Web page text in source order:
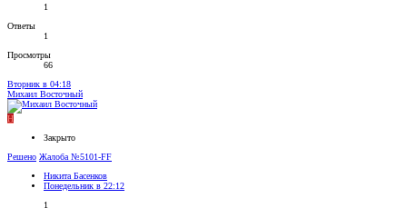
1
Ответы
1
Просмотры
66
Вторник в 04:18
Михаил Восточный
Н
Закрыто
Решено Жалоба №5101-FF
Никита Басенков
Понедельник в 22:12
1